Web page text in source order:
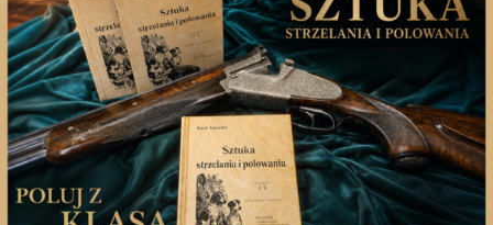
Poprzedni artykuł Następny artykuł
Aplikacja mobilna